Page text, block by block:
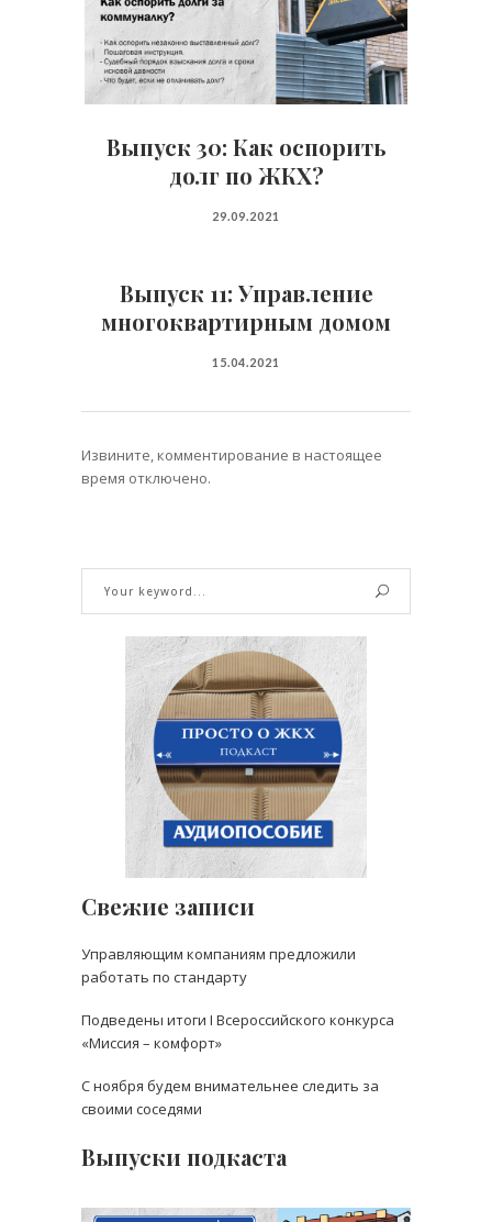
Выпуск 30: Как оспорить
долг по ЖКХ?
29.09.2021
Выпуск 11: Управление
многоквартирным домом
15.04.2021
Извините, комментирование в настоящее
время отключено.
Свежие записи
Управляющим компаниям предложили
работать по стандарту
Подведены итоги I Всероссийского конкурса
«Миссия – комфорт»
С ноября будем внимательнее следить за
своими соседями
Выпуски подкаста